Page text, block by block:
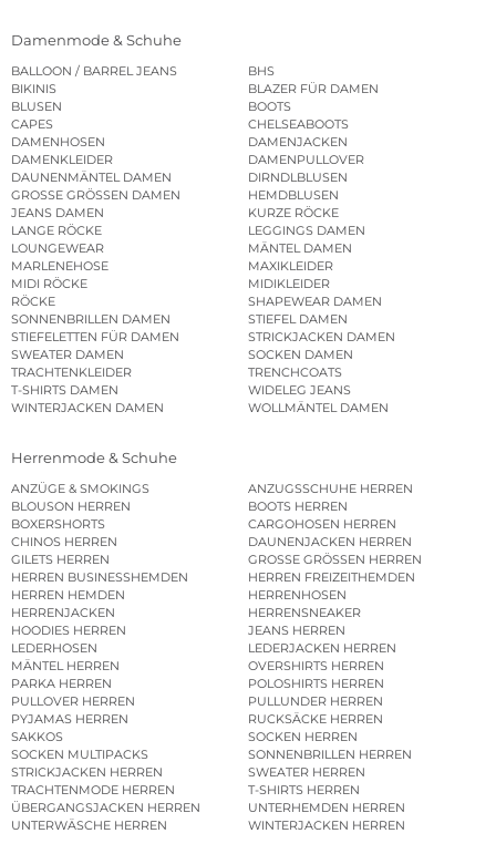
Damenmode & Schuhe
BALLOON / BARREL JEANS
BHS
BIKINIS
BLAZER FÜR DAMEN
BLUSEN
BOOTS
CAPES
CHELSEABOOTS
DAMENHOSEN
DAMENJACKEN
DAMENKLEIDER
DAMENPULLOVER
DAUNENMÄNTEL DAMEN
DIRNDLBLUSEN
GROSSE GRÖSSEN DAMEN
HEMDBLUSEN
JEANS DAMEN
KURZE RÖCKE
LANGE RÖCKE
LEGGINGS DAMEN
LOUNGEWEAR
MÄNTEL DAMEN
MARLENEHOSE
MAXIKLEIDER
MIDI RÖCKE
MIDIKLEIDER
RÖCKE
SHAPEWEAR DAMEN
SONNENBRILLEN DAMEN
STIEFEL DAMEN
STIEFELETTEN FÜR DAMEN
STRICKJACKEN DAMEN
SWEATER DAMEN
SOCKEN DAMEN
TRACHTENKLEIDER
TRENCHCOATS
T-SHIRTS DAMEN
WIDELEG JEANS
WINTERJACKEN DAMEN
WOLLMÄNTEL DAMEN
Herrenmode & Schuhe
ANZÜGE & SMOKINGS
ANZUGSSCHUHE HERREN
BLOUSON HERREN
BOOTS HERREN
BOXERSHORTS
CARGOHOSEN HERREN
CHINOS HERREN
DAUNENJACKEN HERREN
GILETS HERREN
GROSSE GRÖSSEN HERREN
HERREN BUSINESSHEMDEN
HERREN FREIZEITHEMDEN
HERREN HEMDEN
HERRENHOSEN
HERRENJACKEN
HERRENSNEAKER
HOODIES HERREN
JEANS HERREN
LEDERHOSEN
LEDERJACKEN HERREN
MÄNTEL HERREN
OVERSHIRTS HERREN
PARKA HERREN
POLOSHIRTS HERREN
PULLOVER HERREN
PULLUNDER HERREN
PYJAMAS HERREN
RUCKSÄCKE HERREN
SAKKOS
SOCKEN HERREN
SOCKEN MULTIPACKS
SONNENBRILLEN HERREN
STRICKJACKEN HERREN
SWEATER HERREN
TRACHTENMODE HERREN
T-SHIRTS HERREN
ÜBERGANGSJACKEN HERREN
UNTERHEMDEN HERREN
UNTERWÄSCHE HERREN
WINTERJACKEN HERREN